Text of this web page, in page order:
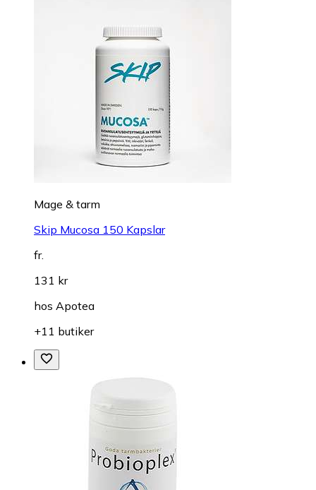
Mage & tarm
Skip Mucosa 150 Kapslar
fr.
131 kr
hos Apotea
+11 butiker